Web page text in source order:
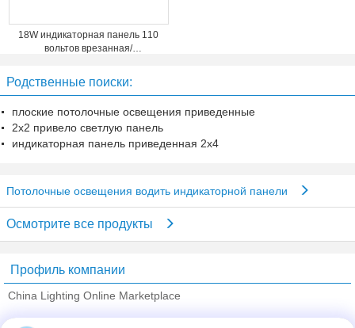
18W индикаторная панель 110
вольтов врезанная/
Родственные поиски:
плоские потолочные освещения приведенные
2x2 привело светлую панель
индикаторная панель приведенная 2x4
Потолочные освещения водить индикаторной панели
Осмотрите все продукты
Профиль компании
China Lighting Online Marketplace